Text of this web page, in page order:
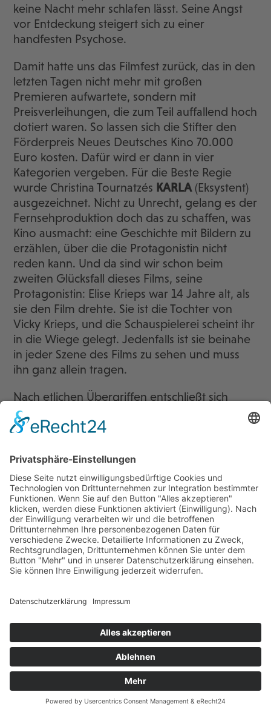
keine Nacht mehr schlafen lässt. Seine Angst
vor Entdeckung steigert sich zu einer
handfesten Psychose.
Damit hatte uns das Filmfest zurück, das in den
letzten Tagen nicht mehr mit großen
Premieren aufwartete, sondern mit
Preisverleihungen, die zum Teil auffallend hoch
dotiert waren. So lassen sich die Stifter den
Förderpreis Neues Deutsches Kino 70.000
Euro kosten. Dafür wird er dann in vier
Kategorien vergeben. Für die Beste Regie
wurde Christina Tournatzés KARLA (Eksystent)
ausgezeichnet. Nicht zu Unrecht, gelang es der
Fernsehproduktion doch das zu schaffen, was
Kino ausmacht: eine Geschichte mit Bildern zu
erzählen, über die die Protagonistin nicht
reden kann. Und da sind wir schon beim
zweiten Glücksfall dieses Films, seine
Protagonistin: Elise Krieps war 14 Jahre alt, als
sie den Film drehte. Sie ist die Tochter von
Vicky Krieps, und die Schauspielerei scheint ihr
in die Wiege gelegt. Jedenfalls ist sie beinahe
in jeder Szene des Films zu sehen und muss
ihn ganz allein tragen.
Nach etlichen Übergriffen entschließt sich
Klara, ihren gewalttätigen Vater anzuzeigen.
Auf dem Polizeirevier will sie ihn aber nicht als
sie nach Hause schicken wollen, pocht sie auf
ihr Recht und verlangt nach einem Richter.
Doch auch dem will sie Ross und Reiter nicht
nennen. Es sind die sechziger Jahre, und von
solchen Fällen hat man zwar schon gehört,
aber vor Gericht landen sie in der Regel nicht.
Dafür gibt es zu wenig Fakten und schon gar
keine Beweise. Die Hartnäckigkeit des
Mädchens beeindruckt jedoch den Richter,
Karla kann über viele Dinge, die sie beklagt,
nicht reden, die Stimme versagt, Tränen
kullern über ihr Gesicht oder eine Panikattacke
lässt sie Reißaus nehmen. Ganz allmählich
entwickelt der Richter eine
Kommunikationsmethode, die eine
Verständigung zwischen den beiden